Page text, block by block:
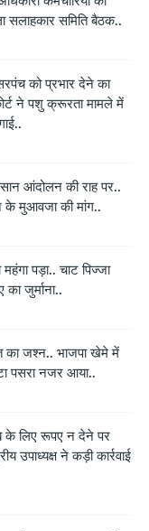
सलाहकार समिति बैठक..
को प्रभार देने का
ने पशु क्रूरता मामले में
आंदोलन की राह पर..
के मुआवजा की मांग..
पड़ा.. चाट पिज्जा
जुर्माना..
का जश्न.. भाजपा खेमे में
पसरा नजर आया..
के लिए रूपए न देने पर
उपाध्यक्ष ने कड़ी कार्रवाई